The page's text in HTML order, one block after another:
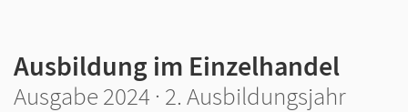
Ausbildung im Einzelhandel
Ausgabe 2024 · 2. Ausbildungsjahr